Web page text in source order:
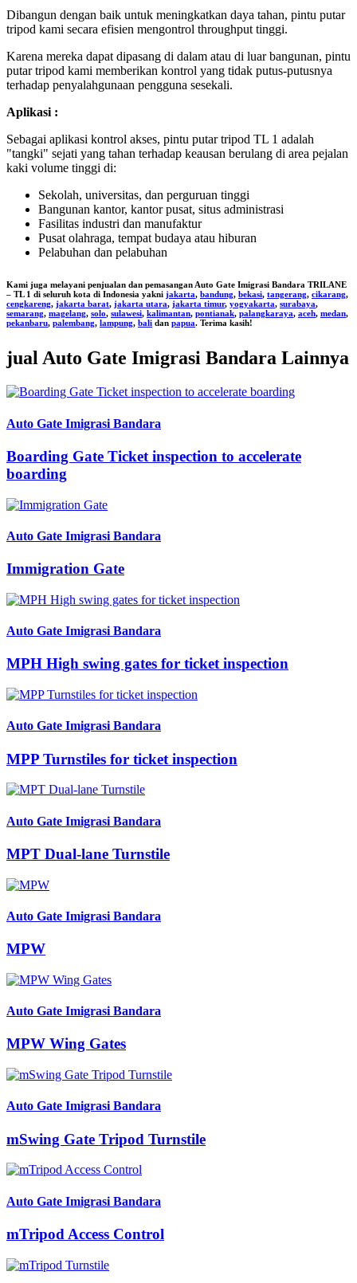
Dibangun dengan baik untuk meningkatkan daya tahan, pintu putar
tripod kami secara efisien mengontrol throughput tinggi.
Karena mereka dapat dipasang di dalam atau di luar bangunan, pintu
putar tripod kami memberikan kontrol yang tidak putus-putusnya
terhadap penyalahgunaan pengguna sesekali.
Aplikasi :
Sebagai aplikasi kontrol akses, pintu putar tripod TL 1 adalah
"tangki" sejati yang tahan terhadap keausan berulang di area pejalan
kaki volume tinggi di:
Sekolah, universitas, dan perguruan tinggi
Bangunan kantor, kantor pusat, situs administrasi
Fasilitas industri dan manufaktur
Pusat olahraga, tempat budaya atau hiburan
Pelabuhan dan pelabuhan
Kami juga melayani penjualan dan pemasanganAuto Gate Imigrasi Bandara TRILANE
– TL 1 di seluruh kota di Indonesia yakni jakarta, bandung, bekasi, tangerang, cikarang,
cengkareng, jakarta barat, jakarta utara, jakarta timur, yogyakarta, surabaya,
semarang, magelang, solo, sulawesi, kalimantan, pontianak, palangkaraya, aceh, medan,
pekanbaru, palembang, lampung, bali dan papua. Terima kasih!
jual Auto Gate Imigrasi Bandara Lainnya
Auto Gate Imigrasi Bandara
Boarding Gate Ticket inspection to accelerate
boarding
Auto Gate Imigrasi Bandara
Immigration Gate
Auto Gate Imigrasi Bandara
MPH High swing gates for ticket inspection
Auto Gate Imigrasi Bandara
MPP Turnstiles for ticket inspection
Auto Gate Imigrasi Bandara
MPT Dual-lane Turnstile
Auto Gate Imigrasi Bandara
MPW
Auto Gate Imigrasi Bandara
MPW Wing Gates
Auto Gate Imigrasi Bandara
mSwing Gate Tripod Turnstile
Auto Gate Imigrasi Bandara
mTripod Access Control